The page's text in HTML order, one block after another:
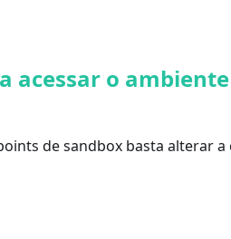
acessar o ambiente
de sandbox basta alterar